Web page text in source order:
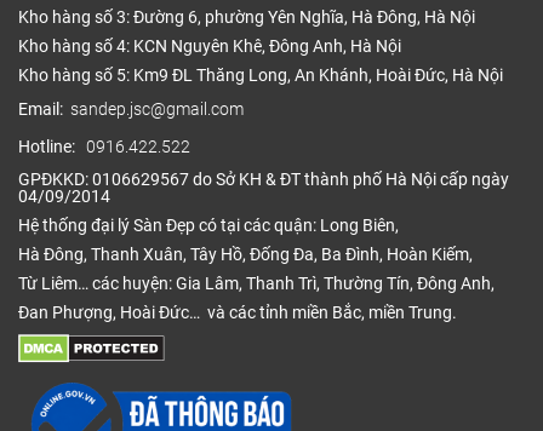
Kho hàng số 3: Đường 6, phường Yên Nghĩa, Hà Đông, Hà Nội
Kho hàng số 4: KCN Nguyên Khê, Đông Anh, Hà Nội
Kho hàng số 5: Km9 ĐL Thăng Long, An Khánh, Hoài Đức, Hà Nội
Email: sandep.jsc@gmail.com
Hotline: 0916.422.522
GPĐKKD: 0106629567 do Sở KH & ĐT thành phố Hà Nội cấp ngày
04/09/2014
Hệ thống đại lý Sàn Đẹp có tại các quận: Long Biên,
Hà Đông, Thanh Xuân, Tây Hồ, Đống Đa, Ba Đình, Hoàn Kiếm,
Từ Liêm… các huyện: Gia Lâm, Thanh Trì, Thường Tín, Đông Anh,
Đan Phượng, Hoài Đức… và các tỉnh miền Bắc, miền Trung.